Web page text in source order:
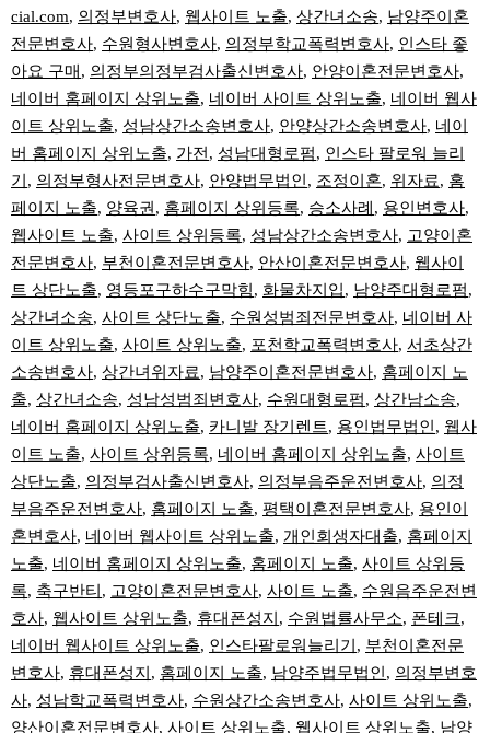
cial.com, 의정부변호사, 웹사이트 노출, 상간녀소송, 남양주이혼
전문변호사, 수원형사변호사, 의정부학교폭력변호사, 인스타 좋
아요 구매 , 의정부의정부검사출신변호사, 안양이혼전문변호사,
네이버 홈페이지 상위노출, 네이버 사이트 상위노출, 네이버 웹사
이트 상위노출, 성남상간소송변호사, 안양상간소송변호사, 네이
버 홈페이지 상위노출, 가전 , 성남대형로펌, 인스타 팔로워 늘리
기 , 의정부형사전문변호사, 안양법무법인 , 조정이혼, 위자료, 홈
페이지 노출, 양육권 , 홈페이지 상위등록, 승소사례 , 용인변호사,
웹사이트 노출, 사이트 상위등록, 성남상간소송변호사, 고양이혼
전문변호사, 부천이혼전문변호사, 안산이혼전문변호사, 웹사이
트 상단노출, 영등포구하수구막힘, 화물차지입, 남양주대형로펌,
상간녀소송, 사이트 상단노출, 수원성범죄전문변호사, 네이버 사
이트 상위노출, 사이트 상위노출, 포천학교폭력변호사, 서초상간
소송변호사, 상간녀위자료, 남양주이혼전문변호사, 홈페이지 노
출, 상간녀소송, 성남성범죄변호사, 수원대형로펌, 상간남소송,
네이버 홈페이지 상위노출, 카니발 장기렌트, 용인법무법인 , 웹사
이트 노출, 사이트 상위등록, 네이버 홈페이지 상위노출, 사이트
상단노출, 의정부검사출신변호사, 의정부음주운전변호사, 의정
부음주운전변호사, 홈페이지 노출, 평택이혼전문변호사, 용인이
혼변호사, 네이버 웹사이트 상위노출, 개인회생자대출, 홈페이지
노출, 네이버 홈페이지 상위노출, 홈페이지 노출, 사이트 상위등
록, 축구반티 , 고양이혼전문변호사, 사이트 노출, 수원음주운전변
호사, 웹사이트 상위노출, 휴대폰성지 , 수원법률사무소, 폰테크,
네이버 웹사이트 상위노출, 인스타팔로워늘리기 , 부천이혼전문
변호사, 휴대폰성지 , 홈페이지 노출, 남양주법무법인 , 의정부변호
사, 성남학교폭력변호사, 수원상간소송변호사, 사이트 상위노출,
양산이혼전문변호사, 사이트 상위노출, 웹사이트 상위노출, 남양